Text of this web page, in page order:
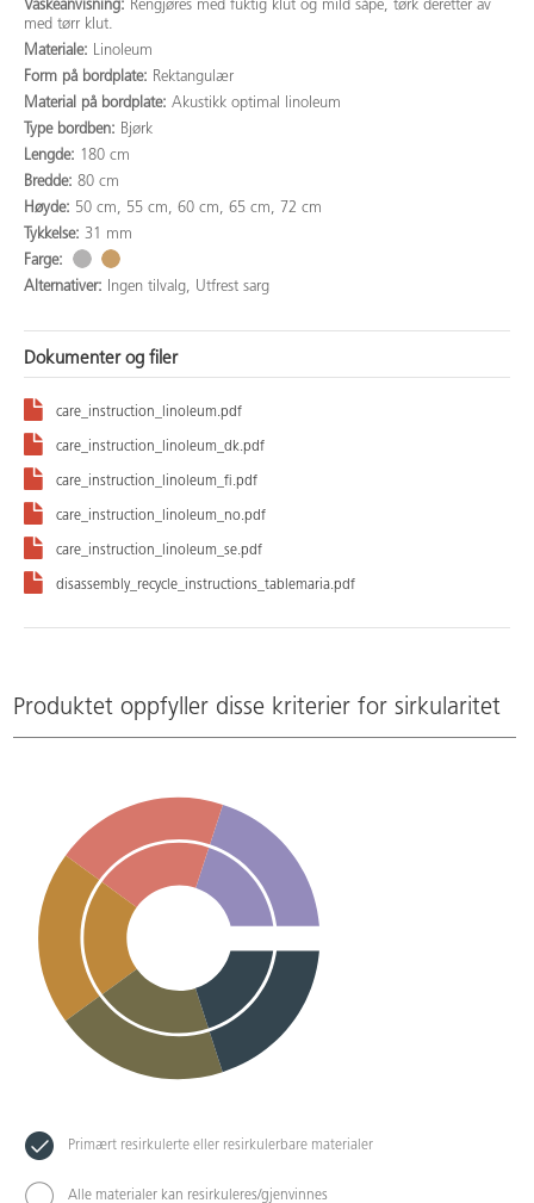
Vaskeanvisning: Rengjøres med fuktig klut og mild såpe, tørk deretter av
med tørr klut.
Materiale: Linoleum
Form på bordplate: Rektangulær
Material på bordplate: Akustikk optimal linoleum
Type bordben: Bjørk
Lengde: 180 cm
Bredde: 80 cm
Høyde: 50 cm, 55 cm, 60 cm, 65 cm, 72 cm
Tykkelse: 31 mm
Farge:
Alternativer:
Ingen tilvalg, Utfrest sarg
Dokumenter og filer
care_instruction_linoleum.pdf
care_instruction_linoleum_dk.pdf
care_instruction_linoleum_fi.pdf
care_instruction_linoleum_no.pdf
care_instruction_linoleum_se.pdf
disassembly_recycle_instructions_tablemaria.pdf
Produktet oppfyller disse kriterier for sirkularitet
Primært resirkulerte eller resirkulerbare materialer
Alle materialer kan resirkuleres/gjenvinnes